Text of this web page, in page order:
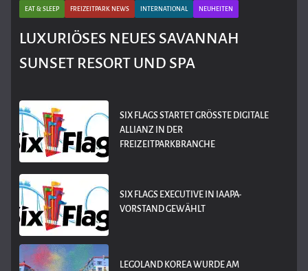
EAT & SLEEP FREIZEITPARK NEWS INTERNATIONAL NEUHEITEN
LUXURIÖSES NEUES SAVANNAH
SUNSET RESORT UND SPA
SIX FLAGS STARTET GRÖSSTE DIGITALE A
LLIANZ IN DER F
REIZEITPARKBRANCHE
SIX FLAGS EXECUTIVE IN IAAPA-
VORSTAND GEWÄHLT
LEGOLAND KOREA WURDE AM